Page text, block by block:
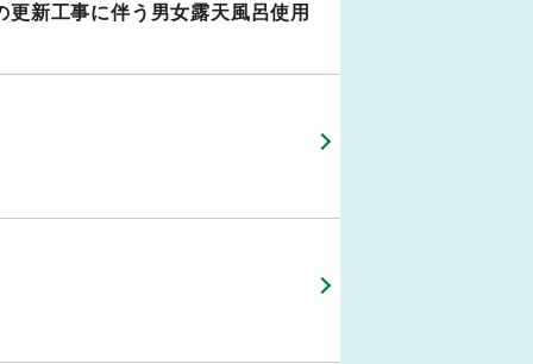
新工事に伴う男女露天風呂使用